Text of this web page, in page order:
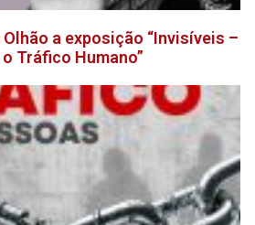
Olhão a exposição “Invisíveis –
Tráfico Humano”